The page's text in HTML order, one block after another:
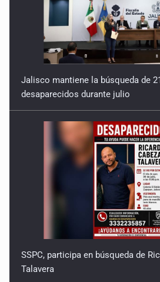
Jalisco mantiene la búsqueda de
desaparecidos durante julio
SSPC, participa en búsqueda de
Talavera